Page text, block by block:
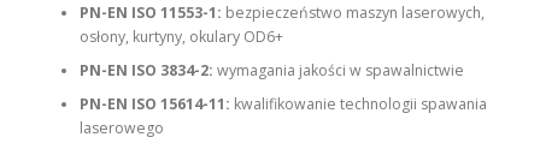
PN-EN ISO 11553-1: bezpieczeństwo maszyn laserowych,
osłony, kurtyny, okulary OD6+
PN-EN ISO 3834-2: wymagania jakości w spawalnictwie
PN-EN ISO 15614-11: kwalifikowanie technologii spawania
laserowego